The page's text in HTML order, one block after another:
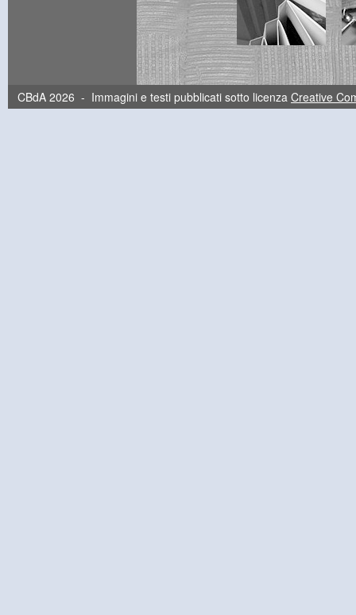
CBdA 2026 - Immagini e testi pubblicati sotto licenza Creative